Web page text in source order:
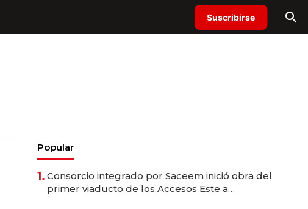
Suscribirse
Popular
1. Consorcio integrado por Saceem inició obra del
primer viaducto de los Accesos Este a